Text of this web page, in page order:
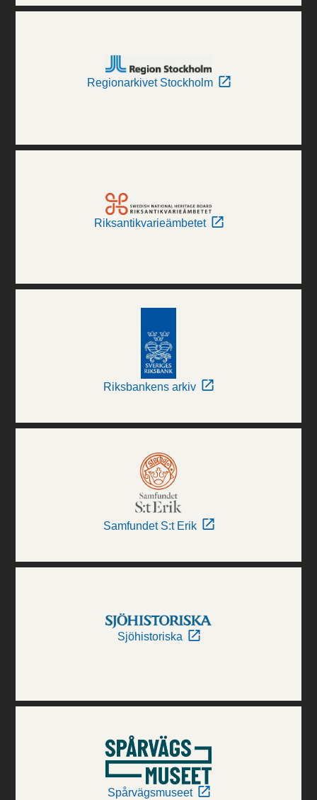
Regionarkivet Stockholm
Riksantikvarieämbetet
Riksbankens arkiv
Samfundet S:t Erik
Sjöhistoriska
Spårvägsmuseet